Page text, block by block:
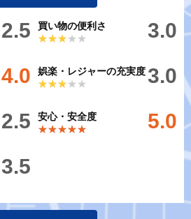
2.5
買い物の便利さ
★★★★★
★★★★★ 3.0
4.0
娯楽・レジャーの充実度
★★★★★
★★★★★ 3.0
2.5
安心・安全度
★★★★★
★★★★★ 5.0
3.5